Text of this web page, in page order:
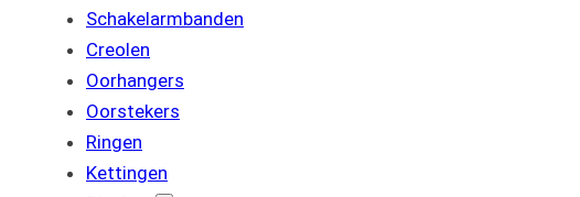
Schakelarmbanden
Creolen
Oorhangers
Oorstekers
Ringen
Kettingen